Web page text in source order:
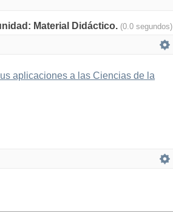
Material Didáctico. (0.0 segundos)
aplicaciones a las Ciencias de la